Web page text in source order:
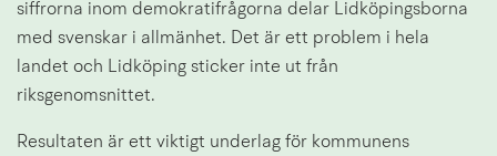
siffrorna inom demokratifrågorna delar Lidköpingsborna
med svenskar i allmänhet. Det är ett problem i hela
landet och Lidköping sticker inte ut från
riksgenomsnittet.
Resultaten är ett viktigt underlag för kommunens